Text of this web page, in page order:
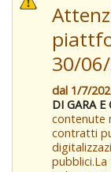
30/
dal 1/7/
DI GARA
contenute
contratti
pubblici.La